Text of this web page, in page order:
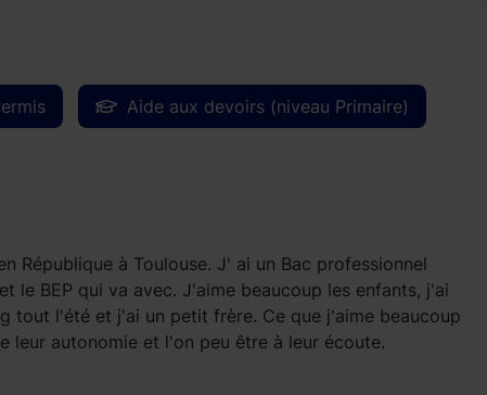
Aide aux devoirs (niveau Primaire)
République à Toulouse. J' ai un Bac professionnel
le BEP qui va avec. J'aime beaucoup les enfants, j'ai
tout l'été et j'ai un petit frère. Ce que j'aime beaucoup
leur autonomie et l'on peu être à leur écoute.